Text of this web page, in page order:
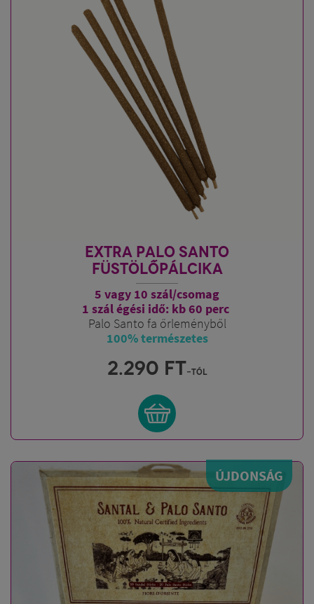
EXTRA PALO SANTO
FÜSTÖLŐPÁLCIKA
5 vagy 10 szál/csomag
1 szál égési idő: kb 60 perc
Palo Santo fa őrleményből
100% természetes
2.290 FT-tól
ÚJDONSÁG